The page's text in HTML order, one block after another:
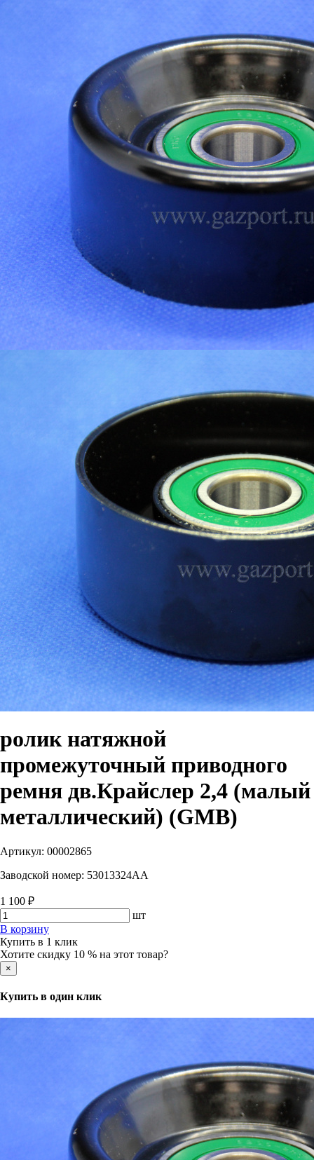
ролик натяжной
промежуточный приводного
ремня дв.Крайслер 2,4 (малый
металлический) (GMB)
Артикул: 00002865
Заводской номер: 53013324АА
1 100 ₽
шт
В корзину
Купить в 1 клик
Хотите скидку 10 % на этот товар?
×
Купить в один клик